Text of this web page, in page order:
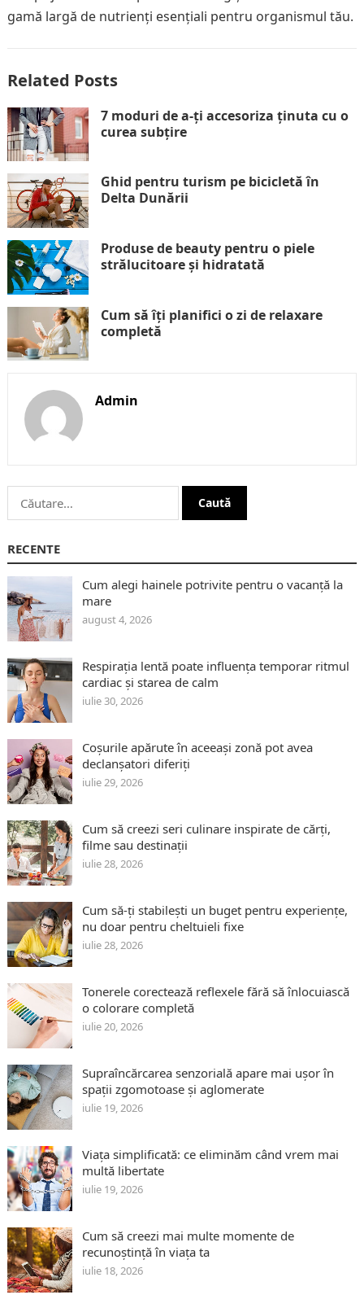
gamă largă de nutrienți esențiali pentru organismul tău.
Related Posts
7 moduri de a-ți accesoriza ținuta cu o
curea subțire
Ghid pentru turism pe bicicletă în
Delta Dunării
Produse de beauty pentru o piele
strălucitoare și hidratată
Cum să îți planifici o zi de relaxare
completă
Admin
Caută
după:
RECENTE
Cum alegi hainele potrivite pentru o vacanță la
mare
august 4, 2026
Respirația lentă poate influența temporar ritmul
cardiac și starea de calm
iulie 30, 2026
Coșurile apărute în aceeași zonă pot avea
declanșatori diferiți
iulie 29, 2026
Cum să creezi seri culinare inspirate de cărți,
filme sau destinații
iulie 28, 2026
Cum să-ți stabilești un buget pentru experiențe,
nu doar pentru cheltuieli fixe
iulie 28, 2026
Tonerele corectează reflexele fără să înlocuiască
o colorare completă
iulie 20, 2026
Supraîncărcarea senzorială apare mai ușor în
spații zgomotoase și aglomerate
iulie 19, 2026
Viața simplificată: ce eliminăm când vrem mai
multă libertate
iulie 19, 2026
Cum să creezi mai multe momente de
recunoștință în viața ta
iulie 18, 2026